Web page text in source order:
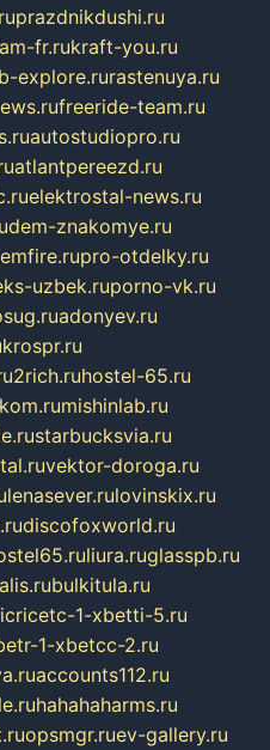
prazdnikdushi.ru
fr.rukraft-you.ru
explore.rurastenuya.ru
freeride-team.ru
autostudiopro.ru
atlantpereezd.ru
elektrostal-news.ru
znakomye.ru
emfire.rupro-otdelky.ru
uzbek.ruporno-vk.ru
adonyev.ru
krospr.ru
2rich.ruhostel-65.ru
mishinlab.ru
starbucksvia.ru
vektor-doroga.ru
lenasever.rulovinskix.ru
discofoxworld.ru
liura.ruglasspb.ru
bulkitula.ru
1-xbetti-5.ru
1-xbetcc-2.ru
accounts112.ru
hahahaharms.ru
opsmgr.ruev-gallery.ru